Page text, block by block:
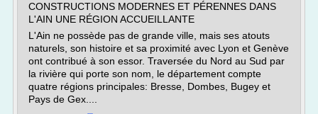
CONSTRUCTIONS MODERNES ET PÉRENNES DANS
L'AIN UNE RÉGION ACCUEILLANTE
L'Ain ne possède pas de grande ville, mais ses atouts
naturels, son histoire et sa proximité avec Lyon et Genève
ont contribué à son essor. Traversée du Nord au Sud par
la rivière qui porte son nom, le département compte
quatre régions principales: Bresse, Dombes, Bugey et
Pays de Gex....